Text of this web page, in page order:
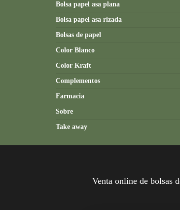
Bolsa papel asa plana
Bolsa papel asa rizada
Bolsas de papel
Color Blanco
Color Kraft
Complementos
Farmacia
Sobre
Take away
Venta online de bolsas